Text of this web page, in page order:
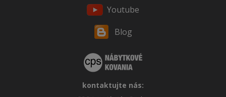
Youtube
Blog
kontaktujte nás: